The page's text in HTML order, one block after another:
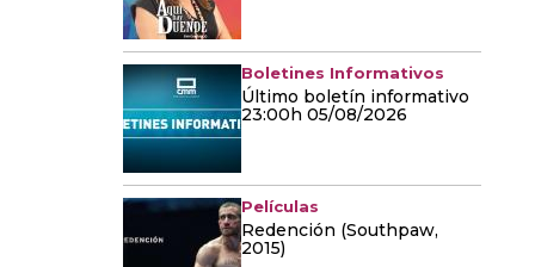
Boletines Informativos
Último boletín informativo
23:00h 05/08/2026
Películas
Redención (Southpaw,
2015)